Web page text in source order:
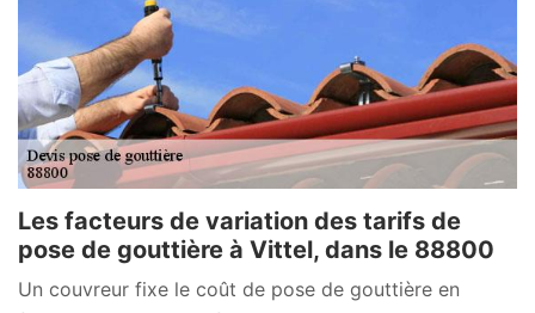
Les facteurs de variation des tarifs de
pose de gouttière à Vittel, dans le 88800
Un couvreur fixe le coût de pose de gouttière en